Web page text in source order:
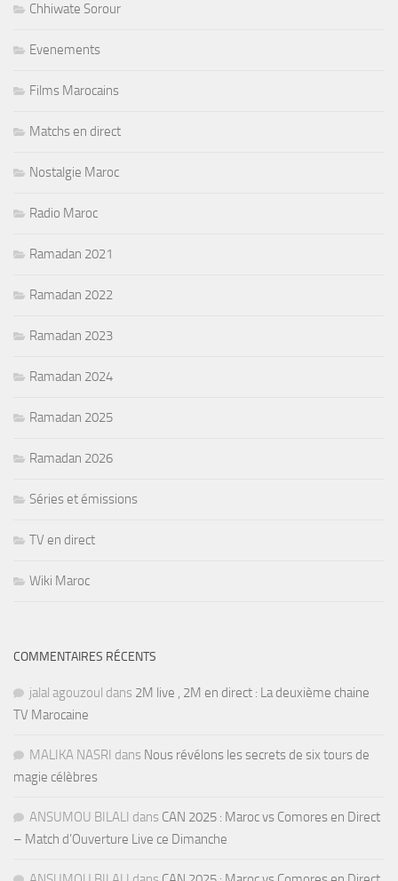
Chhiwate Sorour
Evenements
Films Marocains
Matchs en direct
Nostalgie Maroc
Radio Maroc
Ramadan 2021
Ramadan 2022
Ramadan 2023
Ramadan 2024
Ramadan 2025
Ramadan 2026
Séries et émissions
TV en direct
Wiki Maroc
COMMENTAIRES RÉCENTS
jalal agouzoul dans 2M live , 2M en direct : La deuxième chaine
TV Marocaine
MALIKA NASRI dans Nous révélons les secrets de six tours de
magie célèbres
ANSUMOU BILALI dans CAN 2025 : Maroc vs Comores en Direct
– Match d’Ouverture Live ce Dimanche